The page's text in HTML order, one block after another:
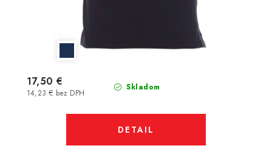
Skladom
14,23 € bez DPH
17,50 €
DETAIL